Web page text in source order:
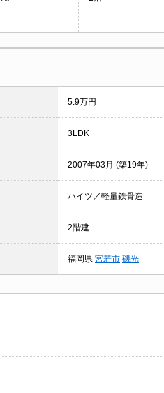
5.9万円
3LDK
2007年03月 (築19年)
ハイツ／軽量鉄骨造
2階建
福岡県 宮若市 磯光